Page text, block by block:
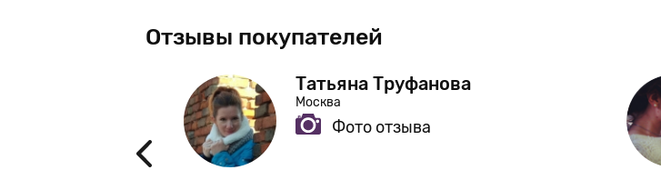
Отзывы покупателей
Татьяна Труфанова
Москва
Фото отзыва